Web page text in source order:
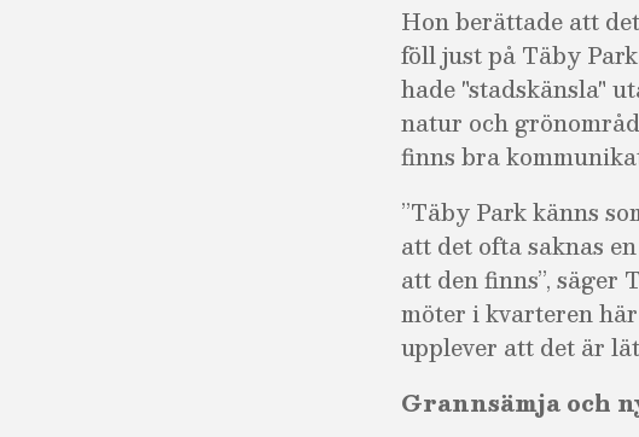
Hon berättade att
föll just på Täby
hade "stadskänsla"
natur och
finns bra
”Täby Park känns
att det ofta saknas
att den finns”, säger
möter i kvarteren
upplever att det är
Grannsämja och